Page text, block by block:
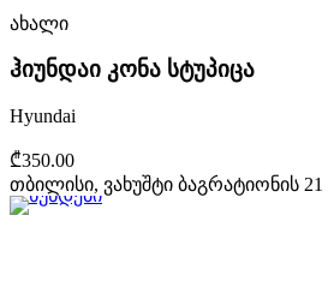
ახალი
ჰიუნდაი კონა სტუპიცა
Hyundai
₾350.00
თბილისი, ვახუშტი ბაგრატიონის 21